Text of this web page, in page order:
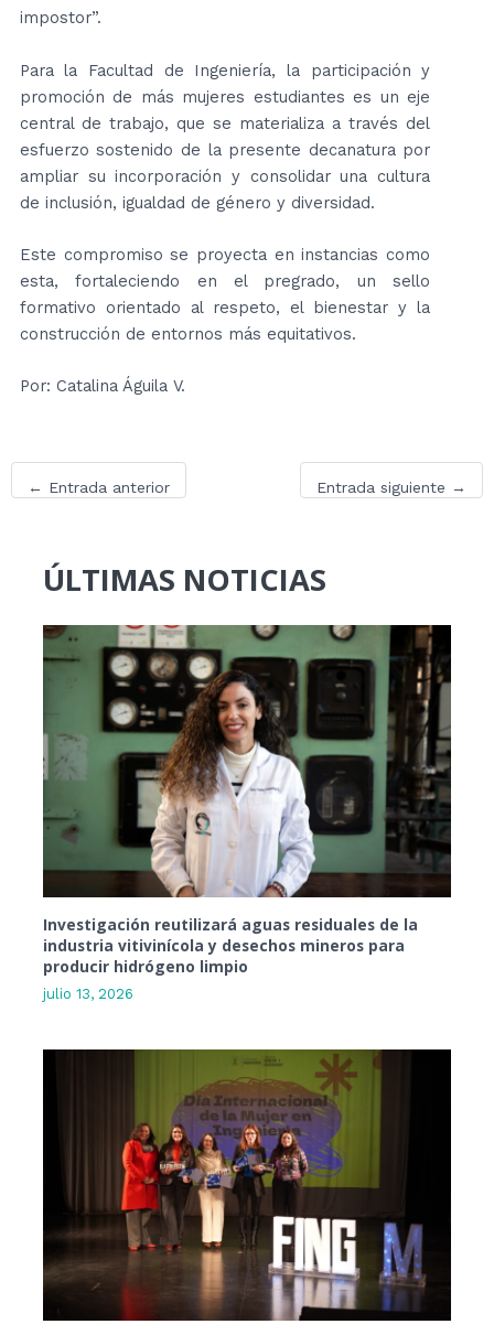
impostor”.
Para la Facultad de Ingeniería, la participación y
promoción de más mujeres estudiantes es un eje
central de trabajo, que se materializa a través del
esfuerzo sostenido de la presente decanatura por
ampliar su incorporación y consolidar una cultura
de inclusión, igualdad de género y diversidad.
Este compromiso se proyecta en instancias como
esta, fortaleciendo en el pregrado, un sello
formativo orientado al respeto, el bienestar y la
construcción de entornos más equitativos.
Por: Catalina Águila V.
← Entrada anterior Entrada siguiente →
ÚLTIMAS NOTICIAS
Investigación reutilizará aguas residuales de la
industria vitivinícola y desechos mineros para
producir hidrógeno limpio
julio 13, 2026